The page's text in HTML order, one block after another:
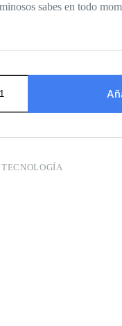
sabes en todo
TECNOLOGÍA